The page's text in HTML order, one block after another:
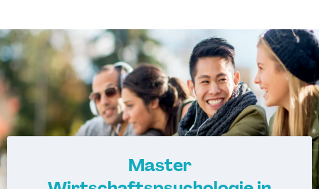
Master